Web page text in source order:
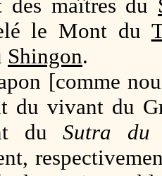
des maîtres du
le Mont du
Shingon.
[comme
du vivant du
du Sutra du